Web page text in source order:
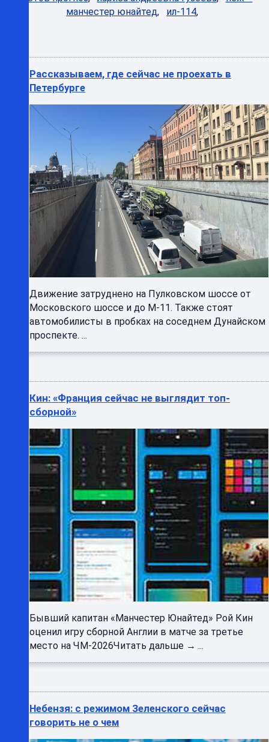
манчестер юнайтед, ил-114,
Рассказываем, где сейчас не проехать в
Петербурге
Движение затруднено на Пулковском шоссе от
Московского шоссе и до М-11. Также стоят
автомобилисты в пробках на соседнем Дунайском
проспекте. ...
Кин: «Франция сейчас не выглядит топ-
сборной»
Бывший капитан «Манчестер Юнайтед» Рой Кин
оценил игру сборной Англии в матче за третье
место на ЧМ-2026Читать дальше → ...
Небензя: с режимом Зеленского сейчас
говорить не о чем